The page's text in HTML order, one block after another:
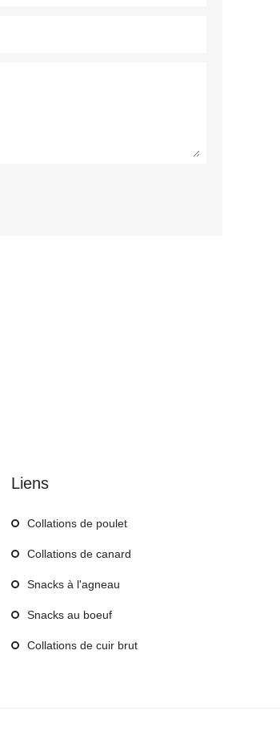
Liens
Collations de poulet
Collations de canard
Snacks à l'agneau
Snacks au boeuf
Collations de cuir brut